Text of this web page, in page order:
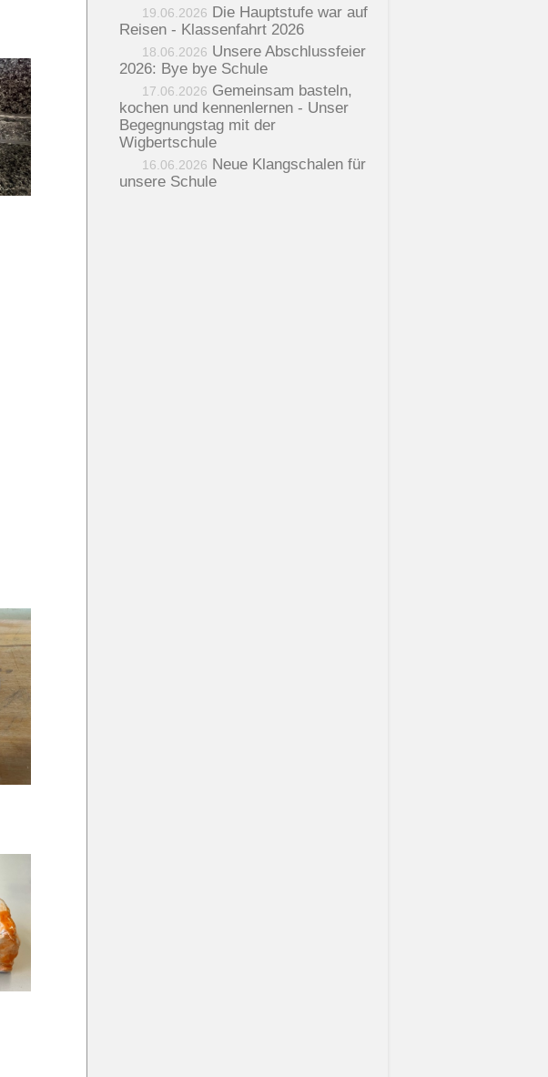
19.06.2026 Die Hauptstufe war auf
Reisen - Klassenfahrt 2026
18.06.2026 Unsere Abschlussfeier
2026: Bye bye Schule
17.06.2026 Gemeinsam basteln,
kochen und kennenlernen - Unser
Begegnungstag mit der
Wigbertschule
16.06.2026 Neue Klangschalen für
unsere Schule